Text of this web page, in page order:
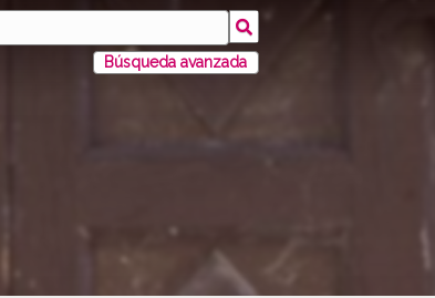
Búsqueda avanzada